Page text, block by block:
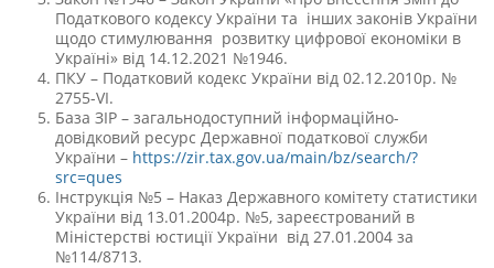
Податкового кодексу України та інших законів України
щодо стимулювання розвитку цифрової економіки в
Україні» від 14.12.2021 №1946.
ПКУ – Податковий кодекс України від 02.12.2010р. №
2755-VI.
База ЗІР – загальнодоступний інформаційно-
довідковий ресурс Державної податкової служби
України – https://zir.tax.gov.ua/main/bz/search/?
src=ques
Інструкція №5 – Наказ Державного комітету статистики
України від 13.01.2004р. №5, зареєстрований в
Міністерстві юстиції України від 27.01.2004 за
№114/8713.